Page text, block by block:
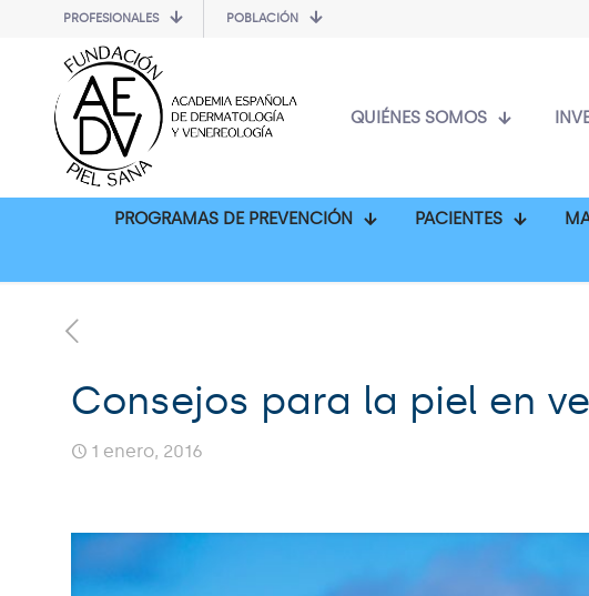
PROFESIONALES POBLACIÓN
QUIÉNES SOMOS
PROGRAMAS DE PREVENCIÓN PACIENTES
Consejos para la piel en
1 enero, 2016